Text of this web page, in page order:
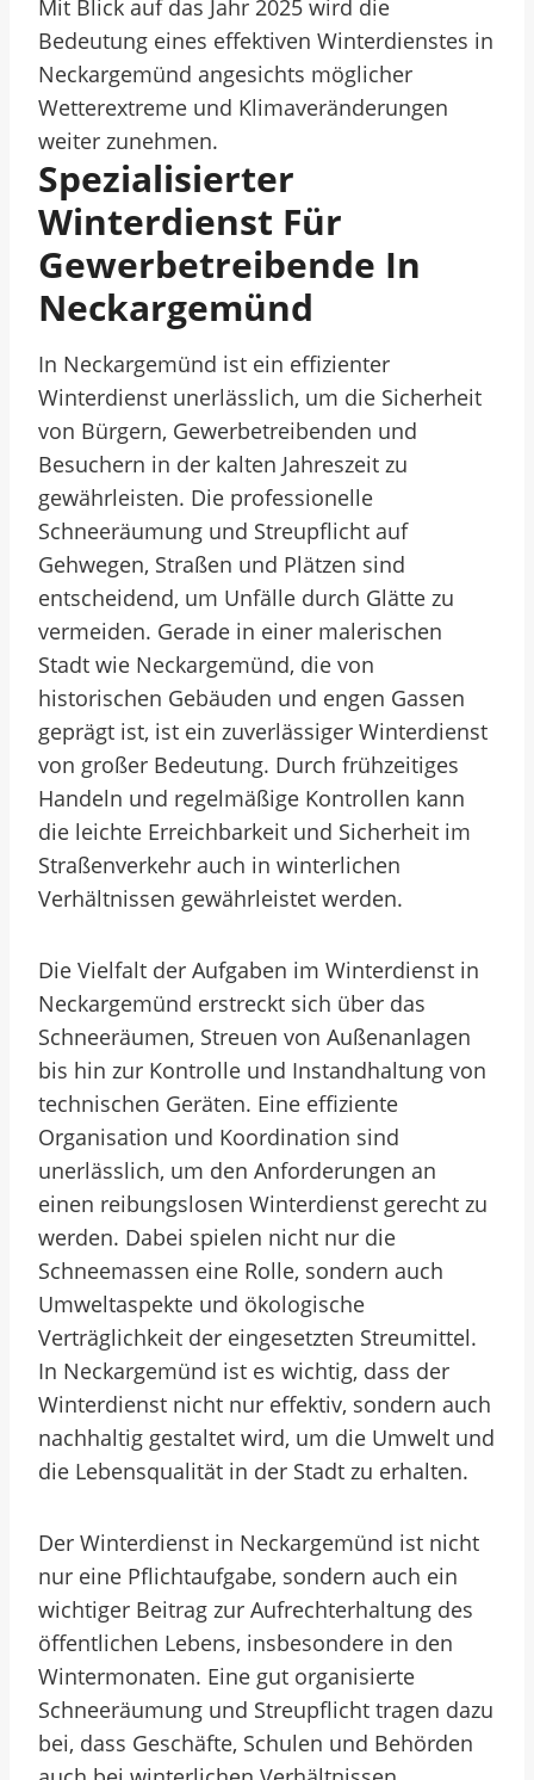
Mit Blick auf das Jahr 2025 wird die
Bedeutung eines effektiven Winterdienstes in
Neckargemünd angesichts möglicher
Wetterextreme und Klimaveränderungen
weiter zunehmen.
Spezialisierter
Winterdienst Für
Gewerbetreibende In
Neckargemünd
In Neckargemünd ist ein effizienter
Winterdienst unerlässlich, um die Sicherheit
von Bürgern, Gewerbetreibenden und
Besuchern in der kalten Jahreszeit zu
gewährleisten. Die professionelle
Schneeräumung und Streupflicht auf
Gehwegen, Straßen und Plätzen sind
entscheidend, um Unfälle durch Glätte zu
vermeiden. Gerade in einer malerischen
Stadt wie Neckargemünd, die von
historischen Gebäuden und engen Gassen
geprägt ist, ist ein zuverlässiger Winterdienst
von großer Bedeutung. Durch frühzeitiges
Handeln und regelmäßige Kontrollen kann
die leichte Erreichbarkeit und Sicherheit im
Straßenverkehr auch in winterlichen
Verhältnissen gewährleistet werden.
Die Vielfalt der Aufgaben im Winterdienst in
Neckargemünd erstreckt sich über das
Schneeräumen, Streuen von Außenanlagen
bis hin zur Kontrolle und Instandhaltung von
technischen Geräten. Eine effiziente
Organisation und Koordination sind
unerlässlich, um den Anforderungen an
einen reibungslosen Winterdienst gerecht zu
werden. Dabei spielen nicht nur die
Schneemassen eine Rolle, sondern auch
Umweltaspekte und ökologische
Verträglichkeit der eingesetzten Streumittel.
In Neckargemünd ist es wichtig, dass der
Winterdienst nicht nur effektiv, sondern auch
nachhaltig gestaltet wird, um die Umwelt und
die Lebensqualität in der Stadt zu erhalten.
Der Winterdienst in Neckargemünd ist nicht
nur eine Pflichtaufgabe, sondern auch ein
wichtiger Beitrag zur Aufrechterhaltung des
öffentlichen Lebens, insbesondere in den
Wintermonaten. Eine gut organisierte
Schneeräumung und Streupflicht tragen dazu
bei, dass Geschäfte, Schulen und Behörden